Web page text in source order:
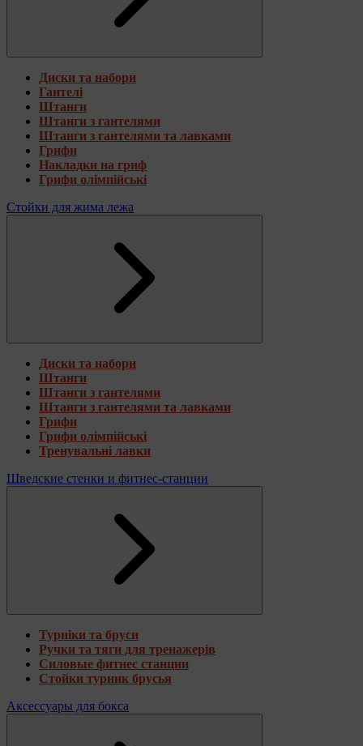
Диски та набори
Гантелі
Штанги
Штанги з гантелями
Штанги з гантелями та лавками
Грифи
Накладки на гриф
Грифи олімпійські
Стойки для жима лежа
Диски та набори
Штанги
Штанги з гантелями
Штанги з гантелями та лавками
Грифи
Грифи олімпійські
Тренувальні лавки
Шведские стенки и фитнес-станции
Турніки та бруси
Ручки та тяги для тренажерів
Силовые фитнес станции
Стойки турник брусья
Аксессуары для бокса